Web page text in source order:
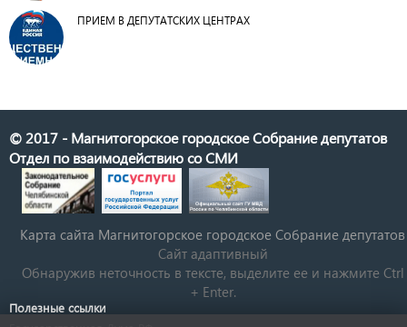
ПРИЕМ В ДЕПУТАТСКИХ ЦЕНТРАХ
© 2017 - Магнитогорское городское Собрание депутатов
Отдел по взаимодействию со СМИ
Карта сайта Магнитогорское городское Cобрание депутатов
Сайт адаптивный
Обнаружив неточность в тексте, выделите ее и нажмите Ctrl
+ Enter.
Полезные ссылки